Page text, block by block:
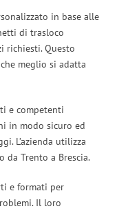
in base alle
di trasloco
richiesti. Questo
meglio si adatta
e competenti
in modo sicuro ed
L’azienda utilizza
Trento a Brescia.
e formati per
Il loro